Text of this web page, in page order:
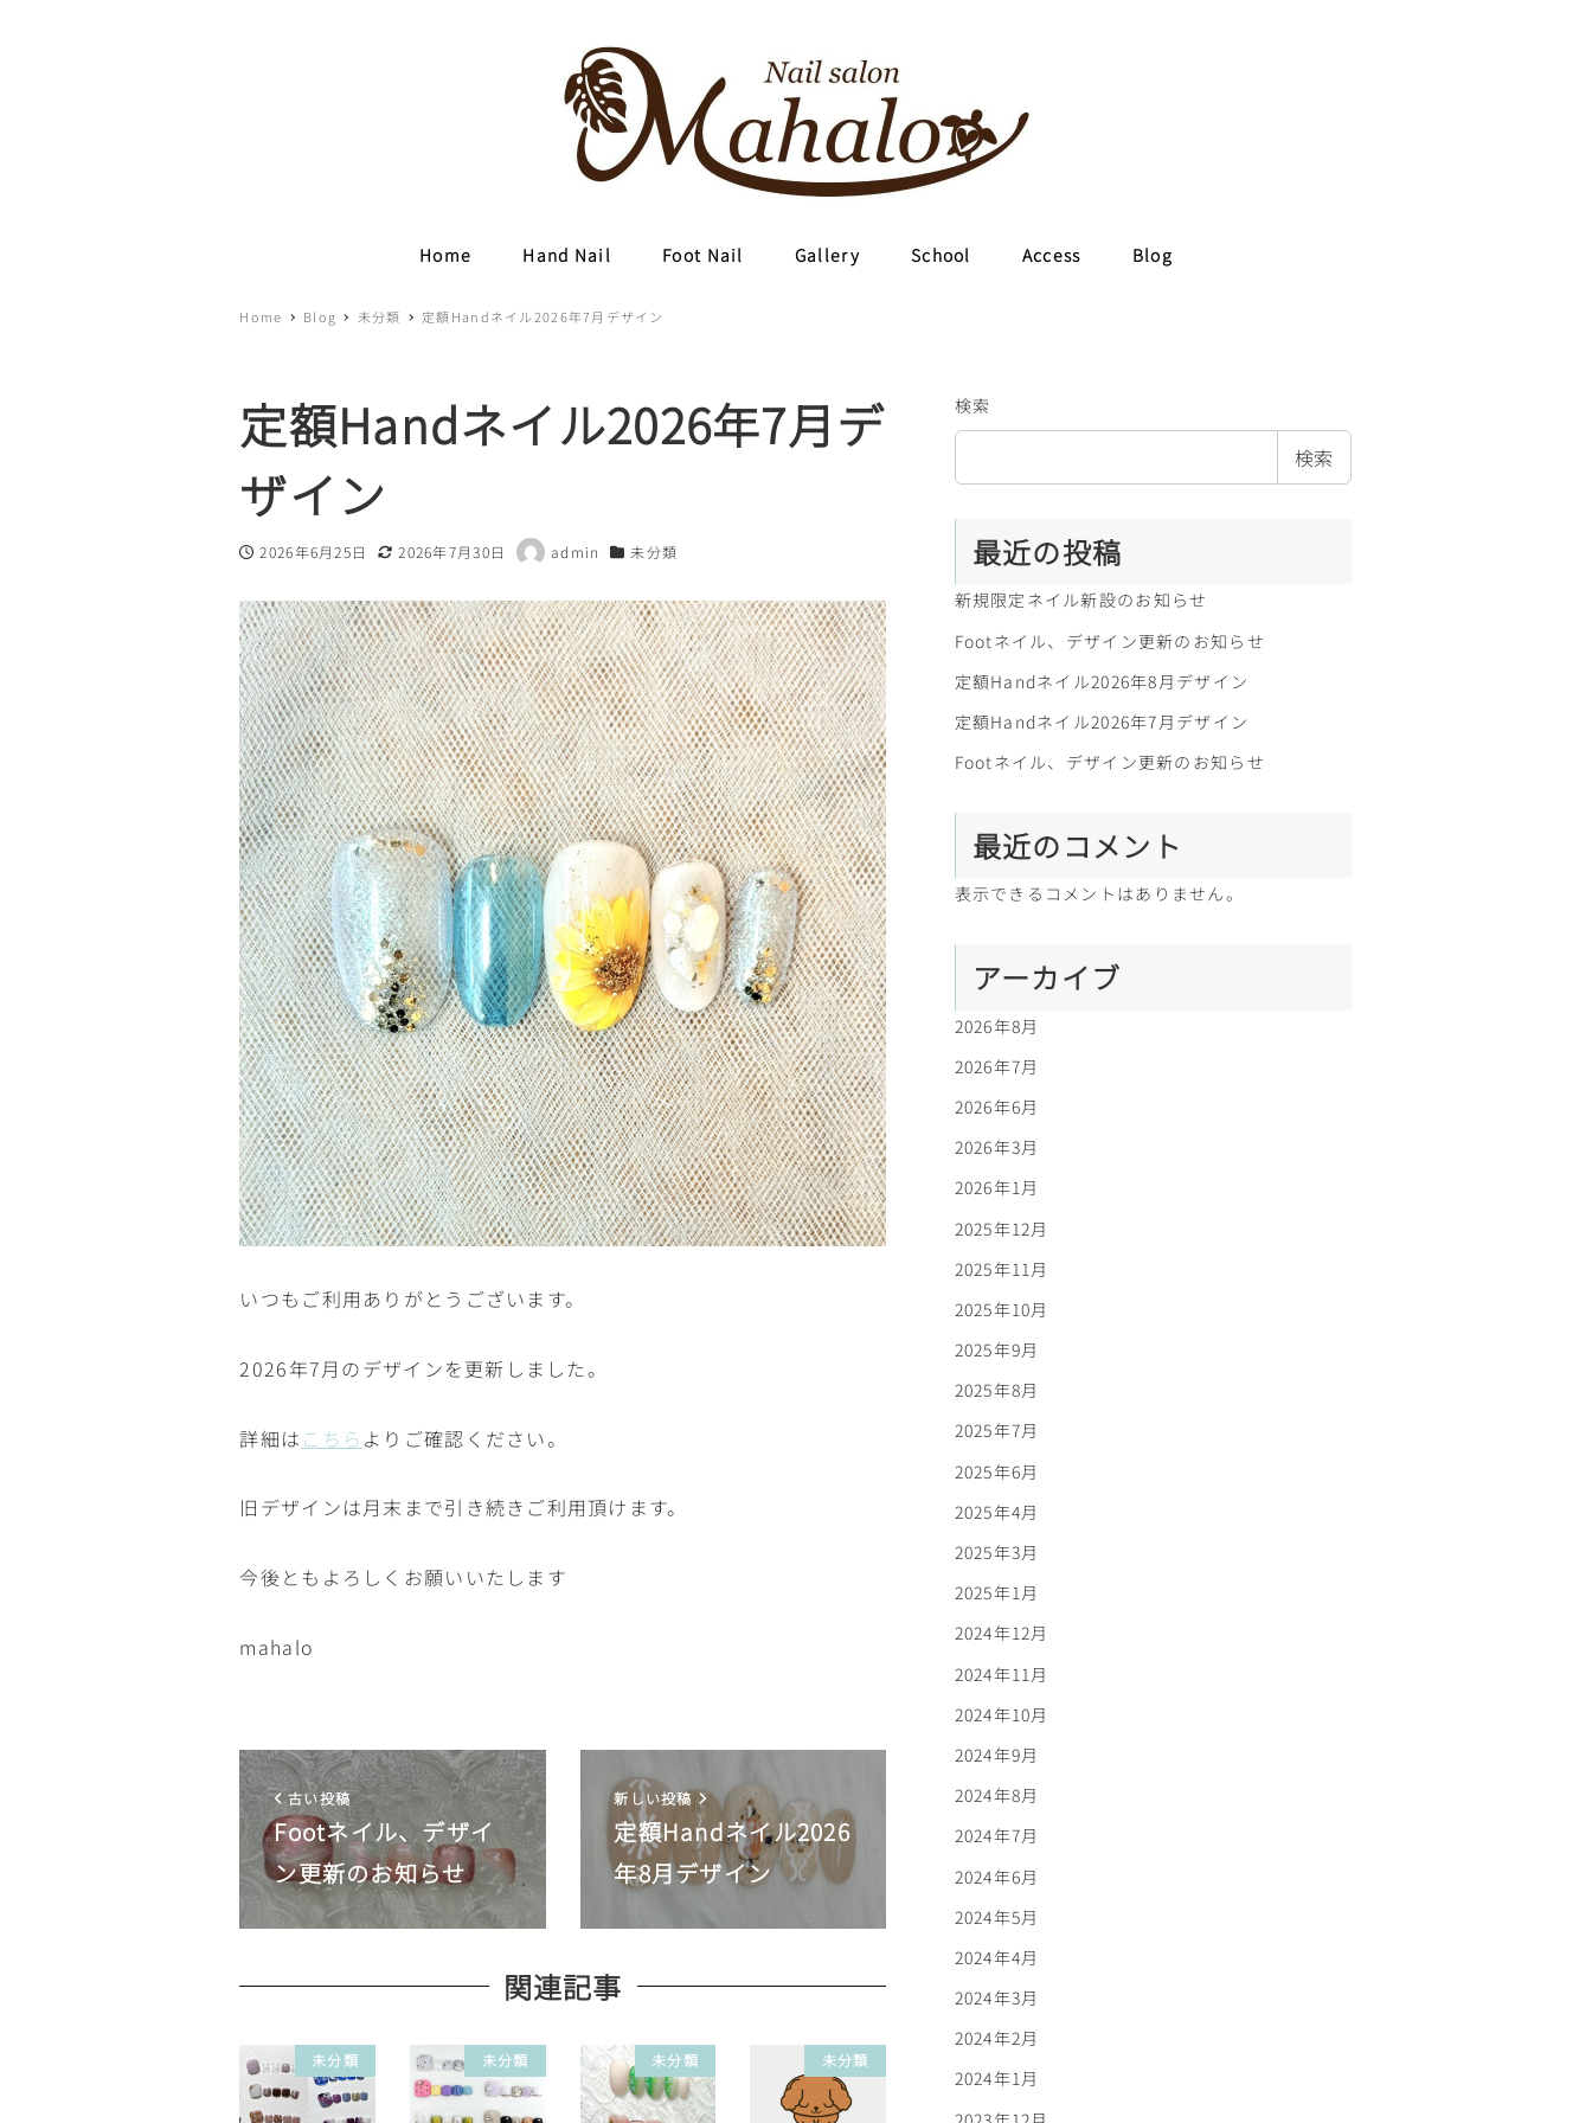
Home Hand Nail Foot Nail Gallery School Access Blog
Home Blog 未分類 定額Handネイル2026年7月デザイン
定額Handネイル2026年7月デ
ザイン
投稿日
2026年6月25日
更新日
2026年7月30日
著
admin
カテゴリー
未分類
いつもご利用ありがとうございます。
2026年7月のデザインを更新しました。
詳細は こちら よりご確認ください。
旧デザインは月末まで引き続きご利用頂けます。
今後ともよろしくお願いいたします
mahalo
古い投稿
Footネイル、デザイ
ン更新のお知らせ
新しい投稿
定額Handネイル2026
年8月デザイン
関連記事
未分類 未分類 未分類 未分類
検索
検索
最近の投稿
新規限定ネイル新設のお知らせ
Footネイル、デザイン更新のお知らせ
定額Handネイル2026年8月デザイン
定額Handネイル2026年7月デザイン
Footネイル、デザイン更新のお知らせ
最近のコメント
表示できるコメントはありません。
アーカイブ
2026年8月
2026年7月
2026年6月
2026年3月
2026年1月
2025年12月
2025年11月
2025年10月
2025年9月
2025年8月
2025年7月
2025年6月
2025年4月
2025年3月
2025年1月
2024年12月
2024年11月
2024年10月
2024年9月
2024年8月
2024年7月
2024年6月
2024年5月
2024年4月
2024年3月
2024年2月
2024年1月